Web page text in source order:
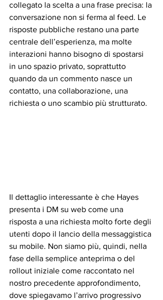
collegato la scelta a una frase precisa: la
conversazione non si ferma al feed. Le
risposte pubbliche restano una parte
centrale dell’esperienza, ma molte
interazioni hanno bisogno di spostarsi
in uno spazio privato, soprattutto
quando da un commento nasce un
contatto, una collaborazione, una
richiesta o uno scambio più strutturato.
Il dettaglio interessante è che Hayes
presenta i DM su web come una
risposta a una richiesta molto forte degli
utenti dopo il lancio della messaggistica
su mobile. Non siamo più, quindi, nella
fase della semplice anteprima o del
rollout iniziale come raccontato nel
nostro precedente approfondimento,
dove spiegavamo l’arrivo progressivo